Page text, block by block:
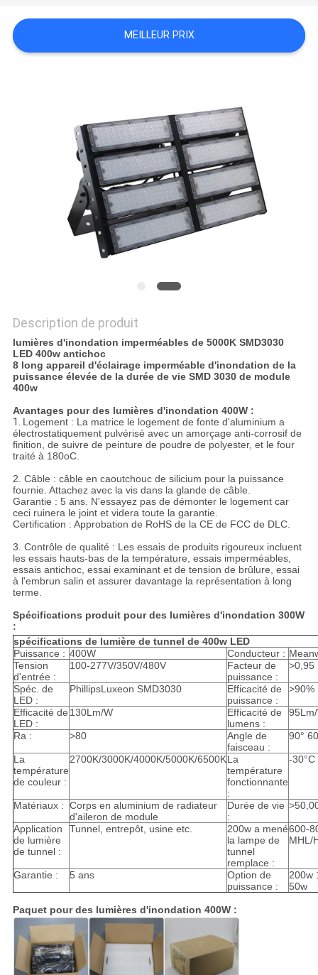
ON-
LINE
MEILLEUR PRIX
Description de produit
lumières d'inondation imperméables de 5000K SMD3030
LED 400w antichoc
8 long appareil d'éclairage imperméable d'inondation de la
puissance élevée de la durée de vie SMD 3030 de module
400w
Avantages pour des lumières d'inondation 400W :
1. Logement : La matrice le logement de fonte d'aluminium a
électrostatiquement pulvérisé avec un amorçage anti-corrosif de
finition, de suivre de peinture de poudre de polyester, et le four
traité à 180oC.
2. Câble : câble en caoutchouc de silicium pour la puissance
fournie. Attachez avec la vis dans la glande de câble.
Garantie : 5 ans. N'essayez pas de démonter le logement car
ceci ruinera le joint et videra toute la garantie.
Certification : Approbation de RoHS de la CE de FCC de DLC.
3. Contrôle de qualité : Les essais de produits rigoureux incluent
les essais hauts-bas de la température, essais imperméables,
essais antichoc, essai examinant et de tension de brûlure, essai
à l'embrun salin et assurer davantage la représentation à long
terme.
Spécifications produit pour des lumières d'inondation 300W
:
spécifications de lumière de tunnel de 400w LED
Puissance : 400W Conducteur :
Tension
d'entrée :
100-277V/350V/480V
Facteur de
puissance :
>0,95
Spéc. de
LED :
PhillipsLuxeon SMD3030
Efficacité de
puissance :
>90%
Efficacité de
LED :
130Lm/W
Efficacité de
lumens :
Ra : >80
Angle de
faisceau :
90°
La
température
de couleur :
2700K/3000K/4000K/5000K/6500KLa
température
fonctionnante
:
-30°C
Matériaux : Corps en aluminium de radiateur
d'aileron de module
Durée de vie
:
Application
de lumière
de tunnel :
Tunnel, entrepôt, usine etc.
200w a mené
la lampe de
tunnel
remplace :
600-
MHL/
Garantie : 5 ans
Option de
puissance :
200w
50w
Paquet pour des lumières d'inondation 400W :